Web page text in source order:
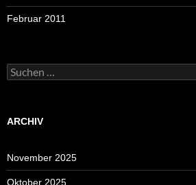
Februar 2011
Suchen
nach:
ARCHIV
November 2025
Oktober 2025